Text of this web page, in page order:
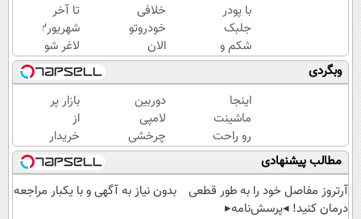
با پودر
جلبک
شکم و
پهلوتو آب
کن و
مانکن
شو(تخفیف
تا امشب)
خلافی
خودروتو
الان
ببین، با
پلاک و
کد
ملی،
بدون
نیاز به
مراجعه
حضوری
تا آخر
لاغر شو
😍
وبگردی
اینجا
ماشینت
رو راحت
بفروش (
ثبت
درخواست
فروش)
دوربین
لامپی
چرخشی
360
درجه
فقط
بازار پر
از
خریدار
جک
S3 /
ماشینتو
مطالب پیشنهادی
آرتروز مفاصل خود را به طور قطعی
درمان کنید! ◂پرسش‌نامه▸
بدون نیاز به آگهی و با یکبار مراجعه